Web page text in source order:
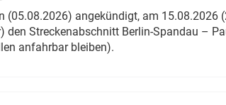
(05.08.2026) angekündigt, am
den Streckenabschnitt Berlin-Spandau –
anfahrbar bleiben).